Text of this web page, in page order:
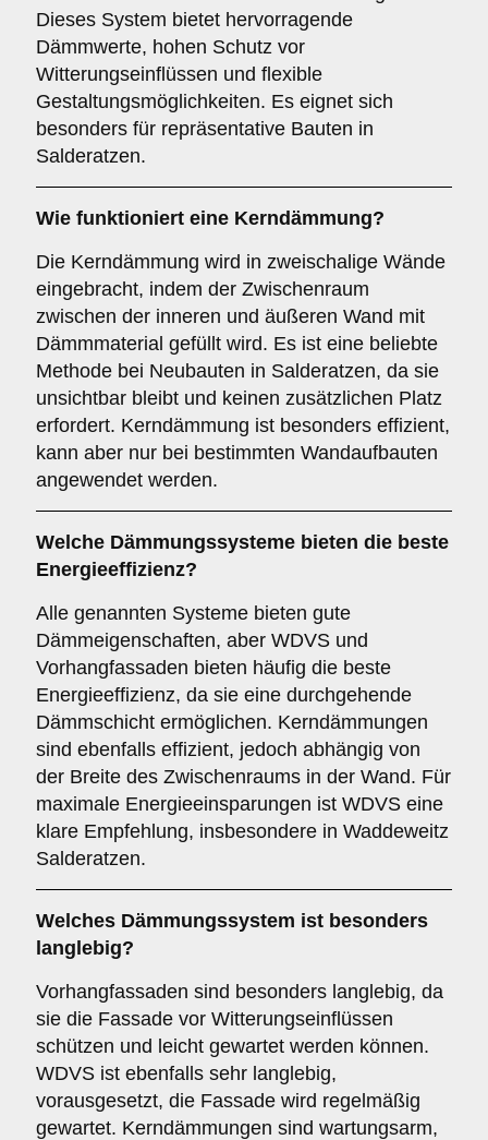
Dieses System bietet hervorragende
Dämmwerte, hohen Schutz vor
Witterungseinflüssen und flexible
Gestaltungsmöglichkeiten. Es eignet sich
besonders für repräsentative Bauten in
Salderatzen.
Wie funktioniert eine Kerndämmung?
Die Kerndämmung wird in zweischalige Wände
eingebracht, indem der Zwischenraum
zwischen der inneren und äußeren Wand mit
Dämmmaterial gefüllt wird. Es ist eine beliebte
Methode bei Neubauten in Salderatzen, da sie
unsichtbar bleibt und keinen zusätzlichen Platz
erfordert. Kerndämmung ist besonders effizient,
kann aber nur bei bestimmten Wandaufbauten
angewendet werden.
Welche Dämmungssysteme bieten die beste
Energieeffizienz?
Alle genannten Systeme bieten gute
Dämmeigenschaften, aber WDVS und
Vorhangfassaden bieten häufig die beste
Energieeffizienz, da sie eine durchgehende
Dämmschicht ermöglichen. Kerndämmungen
sind ebenfalls effizient, jedoch abhängig von
der Breite des Zwischenraums in der Wand. Für
maximale Energieeinsparungen ist WDVS eine
klare Empfehlung, insbesondere in Waddeweitz
Salderatzen.
Welches Dämmungssystem ist besonders
langlebig?
Vorhangfassaden sind besonders langlebig, da
sie die Fassade vor Witterungseinflüssen
schützen und leicht gewartet werden können.
WDVS ist ebenfalls sehr langlebig,
vorausgesetzt, die Fassade wird regelmäßig
gewartet. Kerndämmungen sind wartungsarm,